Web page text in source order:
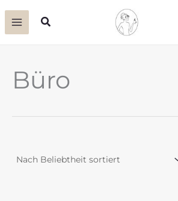
Inhalt
Suchen
Büro